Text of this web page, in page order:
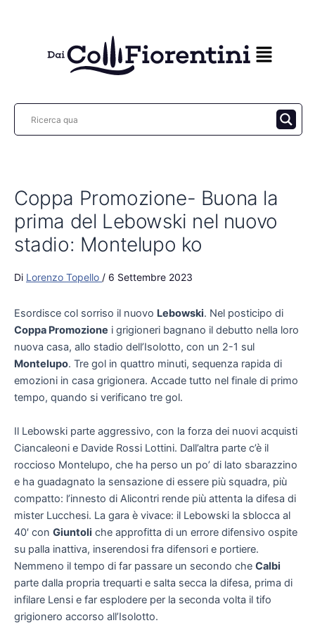
Coppa Promozione- Buona la
prima del Lebowski nel nuovo
stadio: Montelupo ko
Di Lorenzo Topello / 6 Settembre 2023
Esordisce col sorriso il nuovo Lebowski. Nel posticipo di
Coppa Promozione i grigioneri bagnano il debutto nella loro
nuova casa, allo stadio dell’Isolotto, con un 2-1 sul
Montelupo. Tre gol in quattro minuti, sequenza rapida di
emozioni in casa grigionera. Accade tutto nel finale di primo
tempo, quando si verificano tre gol.
Il Lebowski parte aggressivo, con la forza dei nuovi acquisti
Ciancaleoni e Davide Rossi Lottini. Dall’altra parte c’è il
roccioso Montelupo, che ha perso un po’ di lato sbarazzino
e ha guadagnato la sensazione di essere più squadra, più
compatto: l’innesto di Alicontri rende più attenta la difesa di
mister Lucchesi. La gara è vivace: il Lebowski la sblocca al
40′ con Giuntoli che approfitta di un errore difensivo ospite
su palla inattiva, inserendosi fra difensori e portiere.
Nemmeno il tempo di far passare un secondo che Calbi
parte dalla propria trequarti e salta secca la difesa, prima di
infilare Lensi e far esplodere per la seconda volta il tifo
grigionero accorso all’Isolotto.